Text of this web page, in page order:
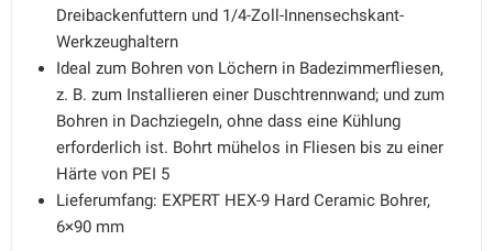
Dreibackenfuttern und 1/4-Zoll-Innensechskant-
Werkzeughaltern
Ideal zum Bohren von Löchern in Badezimmerfliesen,
z. B. zum Installieren einer Duschtrennwand; und zum
Bohren in Dachziegeln, ohne dass eine Kühlung
erforderlich ist. Bohrt mühelos in Fliesen bis zu einer
Härte von PEI 5
Lieferumfang: EXPERT HEX-9 Hard Ceramic Bohrer,
6×90 mm